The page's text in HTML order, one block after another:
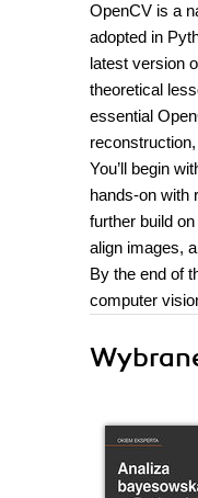
OpenCV is a
adopted in
latest version
theoretical
essential
You’ll begin
hands-on with
further build
align images,
By the end of
computer